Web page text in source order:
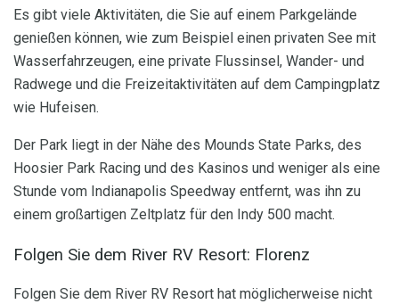
Es gibt viele Aktivitäten, die Sie auf einem Parkgelände
genießen können, wie zum Beispiel einen privaten See mit
Wasserfahrzeugen, eine private Flussinsel, Wander- und
Radwege und die Freizeitaktivitäten auf dem Campingplatz
wie Hufeisen.
Der Park liegt in der Nähe des Mounds State Parks, des
Hoosier Park Racing und des Kasinos und weniger als eine
Stunde vom Indianapolis Speedway entfernt, was ihn zu
einem großartigen Zeltplatz für den Indy 500 macht.
Folgen Sie dem River RV Resort: Florenz
Folgen Sie dem River RV Resort hat möglicherweise nicht